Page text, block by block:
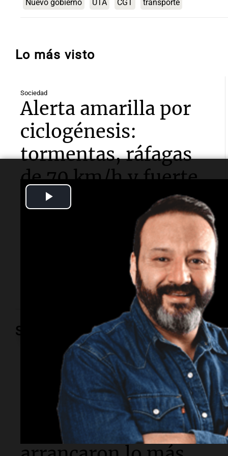
Nuevo gobierno UTA CGT transporte
Lo más visto
Sociedad
Alerta amarilla por
ciclogénesis:
tormentas, ráfagas
de 70 km/h y fuerte
descenso de
El Servicio Meteorológico Nacional emitió una alerta
para el AMBA. Además, hay alertas por nevadas,
tormentas, frío extremo y viento Zonda en distintas
Sociedad
Viva la Radio Rosario
Madres pidieron por
la Ley Joaquín en
Rosario: "Nos